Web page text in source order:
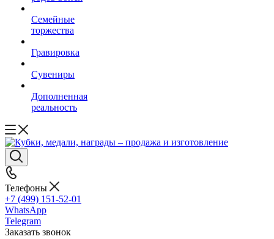
Семейные
торжества
Гравировка
Сувениры
Дополненная
реальность
Телефоны
+7 (499) 151-52-01
WhatsApp
Telegram
Заказать звонок